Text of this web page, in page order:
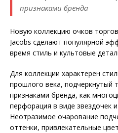
признаками бренда
Новую коллекцию очков
Jacobs сделают популярной
время стиль и культовые
Для коллекции характерен
прошлого века, подчеркнутый
признаками бренда, как
перфорация в виде звездочек
Неотразимое очарование
оттенки, привлекательные